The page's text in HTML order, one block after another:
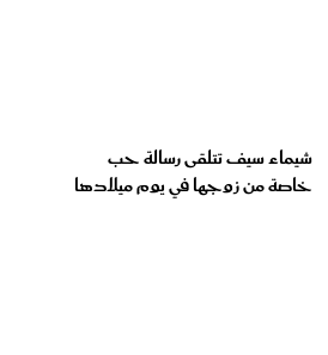
شيماء سيف تتلقى رسالة حب
خاصة من زوجها في يوم ميلادها